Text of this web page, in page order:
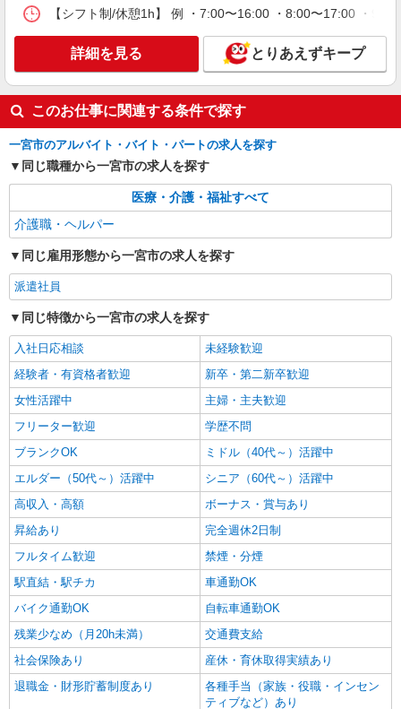
高齢者向けマンションstaff
時給1600円 ◆前払い・日払い・週払いOK
愛知県一宮市
キープ 詳細を見る
アルバイト パート 派遣社員 紹介予定派遣
日研トータルソーシング株式会社 メディカルケア事業部/名古屋オフ
ィス
未経験・無資格OKの介護スタッフ
愛知県一宮市 【最寄駅】名鉄名古屋本線「妙
興寺」駅より徒歩20分 ★勤務地は3000ヶ所以上★
をお選び下さい！！
キープ
派遣社員
（株）ウィルオブ・ワークCW 名古屋支店/ms230101
日常生活の見守りスタッフ
時給1400円 ◆前払い・日払い・週払いOK
愛知県一宮市一宮駅周辺
キープ 詳細を見る
【シフト制/休憩1h】 例 ・7:00〜16:00 ・8:00〜17:00 ・
詳細を見る とりあえずキープ
このお仕事に関連する条件で探す
一宮市のアルバイト・バイト・パートの求人を探す
同じ職種から一宮市の求人を探す
医療・介護・福祉すべて
介護職・ヘルパー
同じ雇用形態から一宮市の求人を探す
派遣社員
同じ特徴から一宮市の求人を探す
入社日応相談
未経験歓迎
経験者・有資格者歓迎
新卒・第二新卒歓迎
女性活躍中
主婦・主夫歓迎
フリーター歓迎
学歴不問
ブランクOK
ミドル（40代～）活躍中
エルダー（50代～）活躍中
シニア（60代～）活躍中
高収入・高額
ボーナス・賞与あり
昇給あり
完全週休2日制
フルタイム歓迎
禁煙・分煙
駅直結・駅チカ
車通勤OK
バイク通勤OK
自転車通勤OK
残業少なめ（月20h未満）
交通費支給
社会保険あり
産休・育休取得実績あり
退職金・財形貯蓄制度あり
各種手当（家族・役職・インセン
ティブなど）あり